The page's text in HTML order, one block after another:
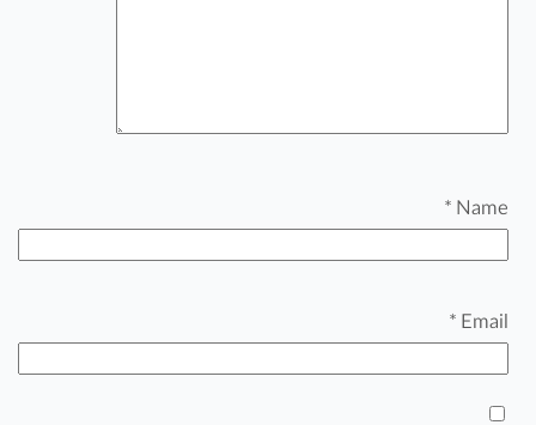
Name
*
Email
*